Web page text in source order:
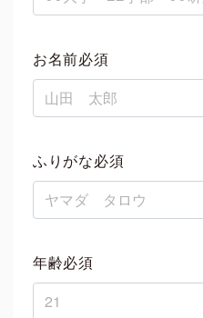
お名前必須
ふりがな必須
年齢必須